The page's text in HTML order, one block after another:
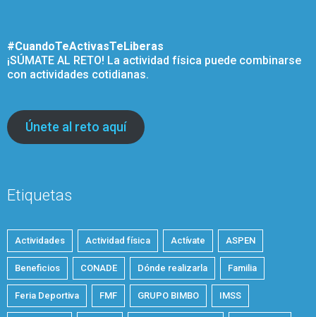
#CuandoTeActivasTeLiberas
¡SÚMATE AL RETO! La actividad física puede combinarse
con actividades cotidianas.
Únete al reto aquí
Etiquetas
Actividades Actividad física Actívate ASPEN
Beneficios CONADE Dónde realizarla Familia
Feria Deportiva FMF GRUPO BIMBO IMSS